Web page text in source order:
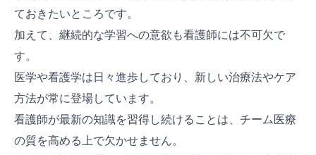
ておきたいところです。
加えて、継続的な学習への意欲も看護師には不可欠で
す。
医学や看護学は日々進歩しており、新しい治療法やケア
方法が常に登場しています。
看護師が最新の知識を習得し続けることは、チーム医療
の質を高める上で欠かせません。